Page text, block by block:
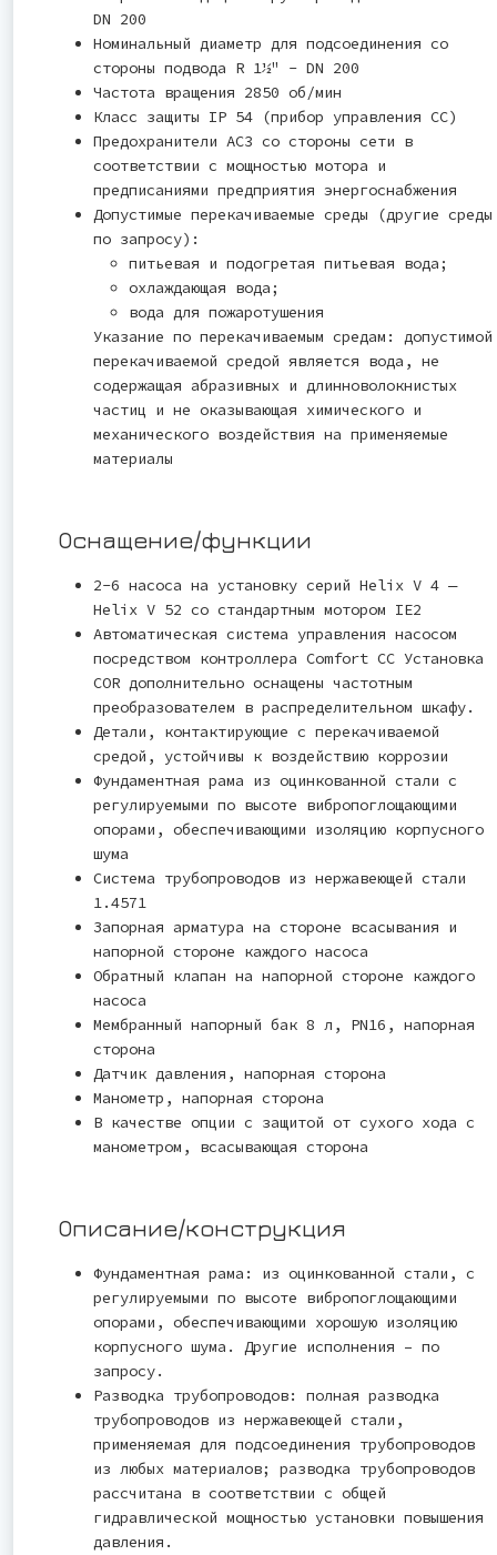
DN 200
Номинальный диаметр для подсоединения со
стороны подвода R 1½" - DN 200
Частота вращения 2850 об/мин
Класс защиты IP 54 (прибор управления CC)
Предохранители AC3 со стороны сети в
соответствии с мощностью мотора и
предписаниями предприятия энергоснабжения
Допустимые перекачиваемые среды (другие среды
по запросу):
питьевая и подогретая питьевая вода;
охлаждающая вода;
вода для пожаротушения
Указание по перекачиваемым средам: допустимой
перекачиваемой средой является вода, не
содержащая абразивных и длинноволокнистых
частиц и не оказывающая химического и
механического воздействия на применяемые
материалы
Оснащение/функции
2-6 насоса на установку серий Helix V 4 ―
Helix V 52 со стандартным мотором IE2
Автоматическая система управления насосом
посредством контроллера Comfort CC Установка
COR дополнительно оснащены частотным
преобразователем в распределительном шкафу.
Детали, контактирующие с перекачиваемой
средой, устойчивы к воздействию коррозии
Фундаментная рама из оцинкованной стали с
регулируемыми по высоте вибропоглощающими
опорами, обеспечивающими изоляцию корпусного
шума
Система трубопроводов из нержавеющей стали
1.4571
Запорная арматура на стороне всасывания и
напорной стороне каждого насоса
Обратный клапан на напорной стороне каждого
насоса
Мембранный напорный бак 8 л, PN16, напорная
сторона
Датчик давления, напорная сторона
Манометр, напорная сторона
В качестве опции с защитой от сухого хода с
манометром, всасывающая сторона
Описание/конструкция
Фундаментная рама: из оцинкованной стали, с
регулируемыми по высоте вибропоглощающими
опорами, обеспечивающими хорошую изоляцию
корпусного шума. Другие исполнения – по
запросу.
Разводка трубопроводов: полная разводка
трубопроводов из нержавеющей стали,
применяемая для подсоединения трубопроводов
из любых материалов; разводка трубопроводов
рассчитана в соответствии с общей
гидравлической мощностью установки повышения
давления.